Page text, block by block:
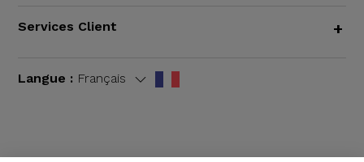
Services Client +
Langue : Français